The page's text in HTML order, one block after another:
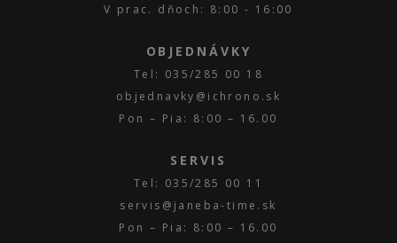
V prac. dňoch: 8:00 - 16:00
OBJEDNÁVKY
Tel: 035/285 00 18
objednavky@ichrono.sk
Pon – Pia: 8:00 – 16.00
SERVIS
Tel: 035/285 00 11
servis@janeba-time.sk
Pon – Pia: 8:00 – 16.00